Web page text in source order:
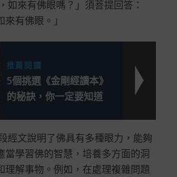
如來有佛眼嗎？」須菩提回答：
來有佛眼。」
推薦閱讀
5個挑選《金剛經讀本》
的秘訣，你一定要知道
經文說明了佛具有多種眼力，能夠
當學習佛的智慧，培養多方面的洞
理解事物。例如，在處理複雜問題